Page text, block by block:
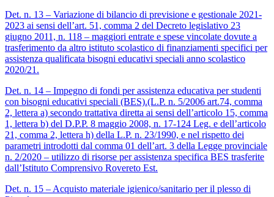
Det. n. 13 – Variazione di bilancio di previsione e gestionale 2021-
2023 ai sensi dell’art. 51, comma 2 del Decreto legislativo 23
giugno 2011, n. 118 – maggiori entrate e spese vincolate dovute a
trasferimento da altro istituto scolastico di finanziamenti specifici per
assistenza qualificata bisogni educativi speciali anno scolastico
2020/21.
Det. n. 14 – Impegno di fondi per assistenza educativa per studenti
con bisogni educativi speciali (BES).(L.P. n. 5/2006 art.74, comma
2, lettera a) secondo trattativa diretta ai sensi dell’articolo 15, comma
1, lettera b) del D.P.P. 8 maggio 2008, n. 17-124 Leg. e dell’articolo
21, comma 2, lettera h) della L.P. n. 23/1990, e nel rispetto dei
parametri introdotti dal comma 01 dell’art. 3 della Legge provinciale
n. 2/2020 – utilizzo di risorse per assistenza specifica BES trasferite
dall’Istituto Comprensivo Rovereto Est.
Det. n. 15 – Acquisto materiale igienico/sanitario per il plesso di